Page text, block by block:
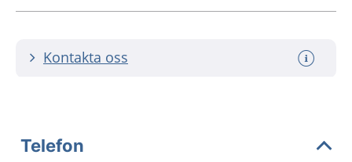
Kontakta oss
Telefon